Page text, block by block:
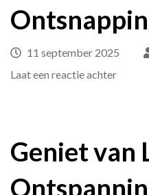
11 september 2025
Laat een reactie achterop
Privé
Geniet van